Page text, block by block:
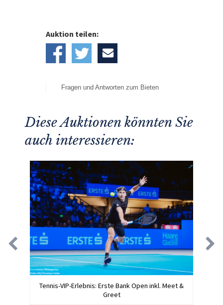
Auktion teilen:
Fragen und Antworten zum Bieten
Diese Auktionen könnten Sie
auch interessieren:
Tennis-VIP-Erlebnis: Erste Bank Open inkl. Meet &
Greet